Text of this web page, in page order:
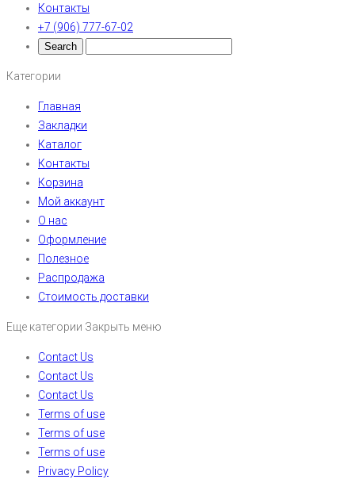
Контакты
+7 (906) 777-67-02
Категории
Главная
Закладки
Каталог
Контакты
Корзина
Мой аккаунт
О нас
Оформление
Полезное
Распродажа
Стоимость доставки
Еще категории Закрыть меню
Contact Us
Contact Us
Contact Us
Terms of use
Terms of use
Terms of use
Privacy Policy